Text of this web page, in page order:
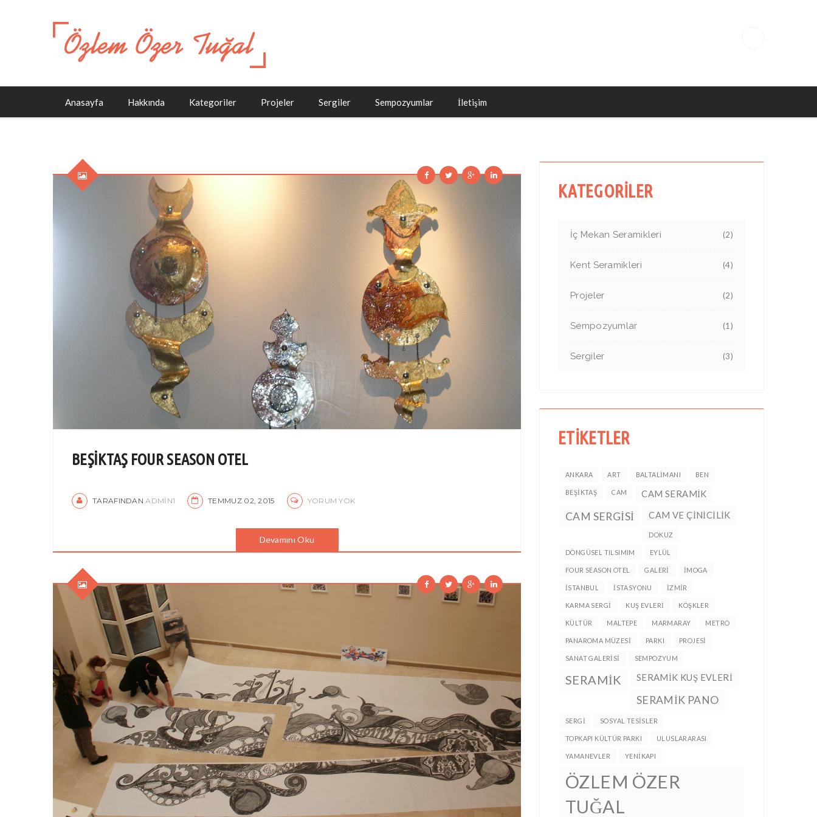
Anasayfa Hakkında Kategoriler Projeler Sergiler Sempozyumlar İletişim
BEŞİKTAŞ FOUR SEASON OTEL
TARAFINDANADMIN1 TEMMUZ 02, 2015 YORUM YOK
Devamını Oku
KATEGORİLER
İç Mekan Seramikleri (2)
Kent Seramikleri (4)
Projeler (2)
Sempozyumlar (1)
Sergiler (3)
ETİKETLER
ANKARA ART BALTALIMANI BEN
BEŞIKTAŞ CAM CAM SERAMIK
CAM SERGISI CAM VE ÇINICILIK
DOKUZ
DÖNGÜSEL TILSIMIM EYLÜL
FOUR SEASON OTEL GALERI IMOGA
ISTANBUL ISTASYONU IZMIR
KARMA SERGI KUŞ EVLERI KÖŞKLER
KÜLTÜR MALTEPE MARMARAY METRO
PANAROMA MÜZESI PARKI PROJESI
SANAT GALERISI SEMPOZYUM
SERAMIK SERAMIK KUŞ EVLERI
SERAMIK PANO
SERGI SOSYAL TESISLER
TOPKAPI KÜLTÜR PARKI ULUSLARARASI
YAMANEVLER YENIKAPI
ÖZLEM ÖZER
TUĞAL